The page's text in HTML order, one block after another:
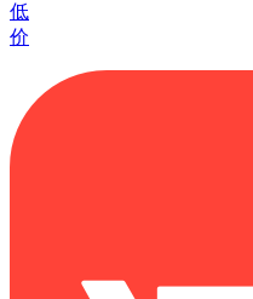
低
价